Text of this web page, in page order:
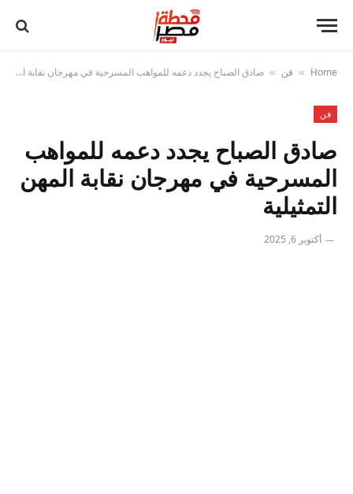
Home
» فن » صادق الصباح يجدد دعمه للمواهب المسرحية في مهرجان نقابة المهن التمثيلية
فن
صادق الصباح يجدد دعمه للمواهب
المسرحية في مهرجان نقابة المهن
التمثيلية
أكتوبر 6, 2025